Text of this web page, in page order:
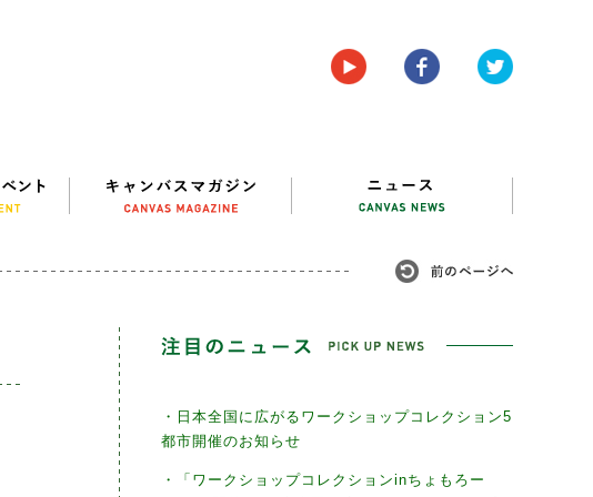
・日本全国に広がるワークショップコレクション5
都市開催のお知らせ
・「ワークショップコレクションinちょもろー